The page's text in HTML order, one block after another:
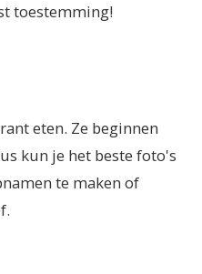
toestemming!
eten. Ze beginnen
kun je het beste foto's
te maken of